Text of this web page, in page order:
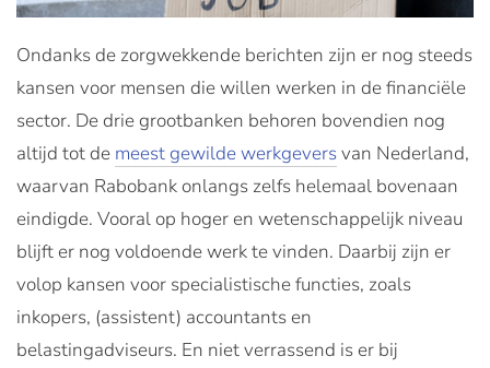
Ondanks de zorgwekkende berichten zijn er nog steeds
kansen voor mensen die willen werken in de financiële
sector. De drie grootbanken behoren bovendien nog
altijd tot de meest gewilde werkgeversvan Nederland,
waarvan Rabobank onlangs zelfs helemaal bovenaan
eindigde. Vooral op hoger en wetenschappelijk niveau
blijft er nog voldoende werk te vinden. Daarbij zijn er
volop kansen voor specialistische functies, zoals
inkopers, (assistent) accountants en
belastingadviseurs. En niet verrassend is er bij